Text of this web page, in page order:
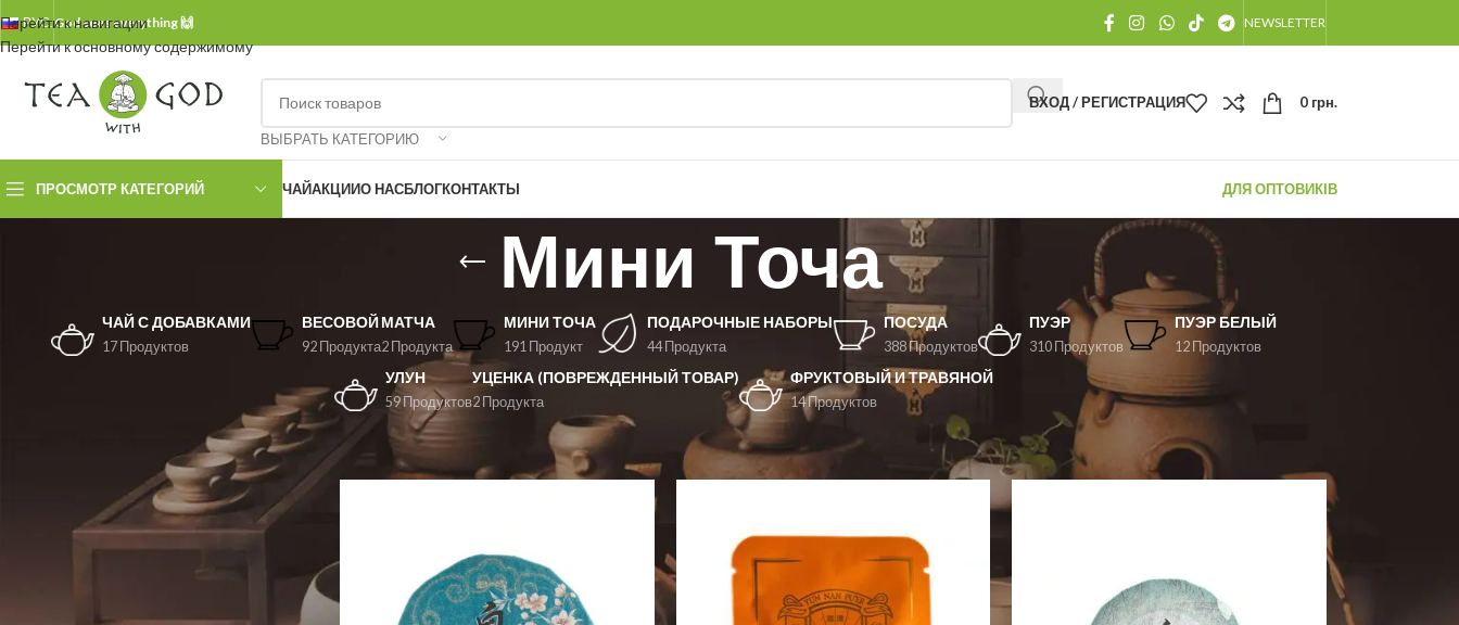
Перейти к навигации
Перейти к основному содержимому
РУС.God sees everything 🙌 NEWSLETTER
ВЫБРАТЬ КАТЕГОРИЮ
ВХОД / РЕГИСТРАЦИЯ 0 грн.
ПРОСМОТР КАТЕГОРИЙ ЧАЙАКЦИИО НАСБЛОГКОНТАКТЫ ДЛЯ ОПТОВИКІВ
Мини Точа
ЧАЙ С ДОБАВКАМИ
17 Продуктов
ВЕСОВОЙ
92 Продукта
МАТЧА
2 Продукта
МИНИ ТОЧА
191 Продукт
ПОДАРОЧНЫЕ НАБОРЫ
44 Продукта
ПОСУДА
388 Продуктов
ПУЭР
310 Продуктов
ПУЭР БЕЛЫЙ
12 Продуктов
УЛУН
59 Продуктов
УЦЕНКА (ПОВРЕЖДЕННЫЙ ТОВАР)
2 Продукта
ФРУКТОВЫЙ И ТРАВЯНОЙ
14 Продуктов
ФИЛЬТРОВАТЬ ПО ЦЕНЕ Главная страница Мини Точа 9 12 24